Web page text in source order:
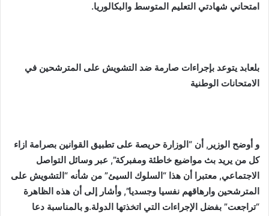
امتحاني شهادتي التعليم المتوسط والبكالوريا.
بلعابد يتوعد بإجراءات صارمة ضد التشويش على المترشحين في
الامتحانات الوطنية
و أوضح الوزير, أن “الوزارة حريصة على تطبيق القوانين بصرامة ازاء
كل من يريد بث مواضيع خاطئة ومفبركة”, عبر وسائل التواصل
الاجتماعي, معتبرا أن هذا “السلوك السيئ” من شأنه “التشويش على
المترشحين وارهاقهم نفسيا وجسديا”, وأشار إلى أن هذه الظاهرة
“تراجعت” بفضل الإجراءات التي اتخذتها الدولة.و بالمناسبة دعا